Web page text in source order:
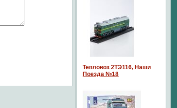
Тепловоз 2ТЭ116, Наши
Поезда №18